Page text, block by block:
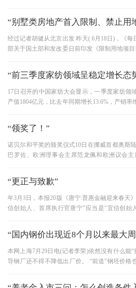
“别墅类房地产首入限制、禁止用
经过记者胡健从北京出发 昨天( 6月18日)，《
部关于国土部和发改委日前印发《限制用地项
“前三季度家纺领域呈稳定增长态
17日召开的中国家纺大会显示，一季度家纺领
产值1804亿元，比去年同期增长13.6%，产销率
“领奖了！”
诺贝尔和平奖的颁奖仪式10日在挪威首都奥斯
巴罗佐、欧洲理事会主席范龙佩和欧洲议会
“更正与致歉”
年3月3日，本报20版《唐宁:普惠金融迎来春天
信创始人、首席执行官唐宁”应当是“宜信创始
“国内钢价出现近8个月以来最大
本网上海7月29日电(记者李荣)依然没有什么能
导钢厂还不得不降低出厂价。 “前道”钢坯价格